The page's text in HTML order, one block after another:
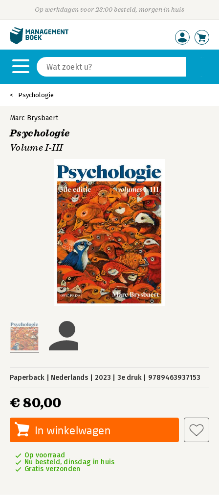
Op werkdagen voor 23:00 besteld, morgen in huis
Psychologie
Marc Brysbaert
Psychologie
Volume I-III
Paperback Nederlands 2023 3e druk 9789463937153
€ 80,00
In winkelwagen
Op voorraad
Nu besteld, dinsdag in huis
Gratis verzonden